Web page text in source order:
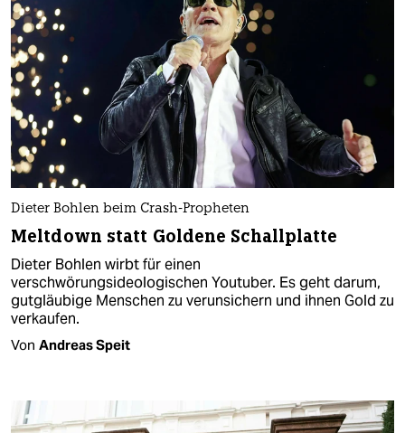
Dieter Bohlen beim Crash-Propheten
Meltdown statt Goldene Schallplatte
Dieter Bohlen wirbt für einen
verschwörungsideologischen Youtuber. Es geht darum,
gutgläubige Menschen zu verunsichern und ihnen Gold zu
verkaufen.
Von Andreas Speit